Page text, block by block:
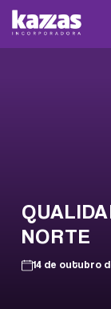
NORTE
14 de outubro